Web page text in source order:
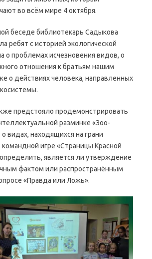
во всём мире 4 октября.
беседе библиотекарь Садыкова
ребят с историей экологической
о проблемах исчезновения видов, о
отношения к братьям нашим
о действиях человека, направленных
предстояло продемонстрировать
разминке «Зоо-
о видах, находящихся на грани
командной игре «Страницы Красной
является ли утверждение
фактом или распространённым
«Правда или Ложь».